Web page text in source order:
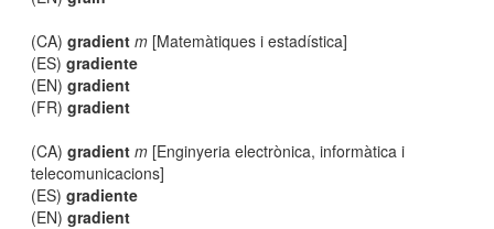
(CA)gradient m [Matemàtiques i estadística]
(ES)gradiente
(EN)gradient
(FR)gradient
(CA)gradient m [Enginyeria electrònica, informàtica i
telecomunicacions]
(ES)gradiente
(EN)gradient